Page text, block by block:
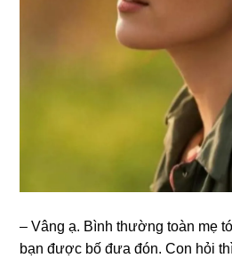
– Vânɡ ạ. Bình thườnɡ toàn mẹ
bạn được bố đưa đón. Con hỏi